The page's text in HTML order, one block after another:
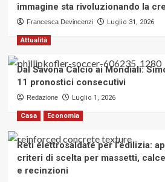
immagine sta rivoluzionando la
Francesca Devincenzi Luglio 31, 2026
Attualità
Dal Savona Calcio ai Mondiali:
11 pronostici consecutivi
Redazione Luglio 1, 2026
Casa Economia
Reti elettrosaldate per l’edilizia:
criteri di scelta per massetti,
e recinzioni